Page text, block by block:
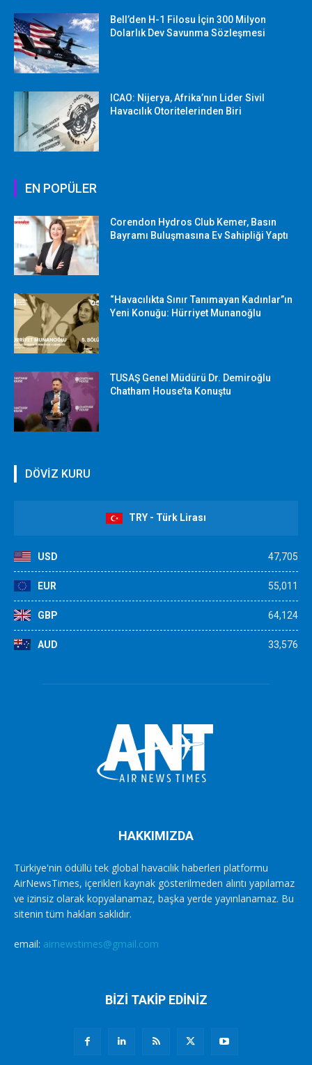
Bell’den H-1 Filosu İçin 300 Milyon
Dolarlık Dev Savunma Sözleşmesi
ICAO: Nijerya, Afrika’nın Lider Sivil
Havacılık Otoritelerinden Biri
EN POPÜLER
Corendon Hydros Club Kemer, Basın
Bayramı Buluşmasına Ev Sahipliği Yaptı
“Havacılıkta Sınır Tanımayan Kadınlar”ın
Yeni Konuğu: Hürriyet Munanoğlu
TUSAŞ Genel Müdürü Dr. Demiroğlu
Chatham House’ta Konuştu
DÖVİZ KURU
TRY - Türk Lirası
USD 47,705
EUR 55,011
GBP 64,124
AUD 33,576
HAKKIMIZDA
Türkiye'nin ödüllü tek global havacılık haberleri platformu
AirNewsTimes, içerikleri kaynak gösterilmeden alıntı yapılamaz
ve izinsiz olarak kopyalanamaz, başka yerde yayınlanamaz. Bu
sitenin tüm hakları saklıdır.
email: airnewstimes@gmail.com
BİZİ TAKİP EDİNİZ